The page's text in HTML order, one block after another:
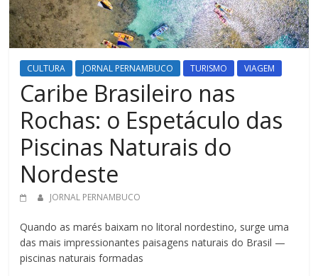
CULTURA JORNAL PERNAMBUCO TURISMO VIAGEM
Caribe Brasileiro nas
Rochas: o Espetáculo das
Piscinas Naturais do
Nordeste
JORNAL PERNAMBUCO
Quando as marés baixam no litoral nordestino, surge uma
das mais impressionantes paisagens naturais do Brasil —
piscinas naturais formadas